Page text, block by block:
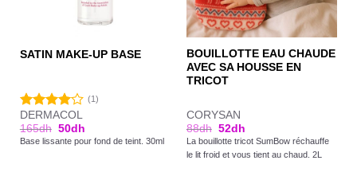
SATIN MAKE-UP BASE
Note
4.00sur
5
(1)
DERMACOL
165dh 50dh
Base lissante pour fond de teint. 30ml
BOUILLOTTE EAU CHAUDE
AVEC SA HOUSSE EN
TRICOT
CORYSAN
88dh 52dh
La bouillotte tricot SumBow réchauffe
le lit froid et vous tient au chaud. 2L